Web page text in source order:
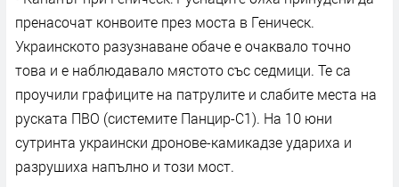
пренасочат конвоите през моста в Геническ.
Украинското разузнаване обаче е очаквало точно
това и е наблюдавало мястото със седмици. Те са
проучили графиците на патрулите и слабите места на
руската ПВО (системите Панцир-С1). На 10 юни
сутринта украински дронове-камикадзе удариха и
разрушиха напълно и този мост.